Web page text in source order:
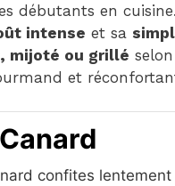
débutants en
intense et sa
mijoté ou grillé
et
confites